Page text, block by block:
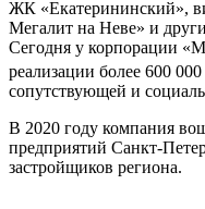
ЖК «Екатерининский»,
Мегалит на Неве» и
Сегодня у корпорации
реализации более 600
сопутствующей и
В 2020 году компания
предприятий Санкт-
застройщиков региона.